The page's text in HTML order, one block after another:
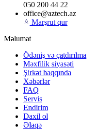
050 200 44 22
office@aztech.az
Marşrut qur
Məlumat
Ödəniş və çatdırılma
Məxfilik siyasəti
Şirkət haqqında
Xəbərlər
FAQ
Servis
Endirim
Daxil ol
Əlaqə